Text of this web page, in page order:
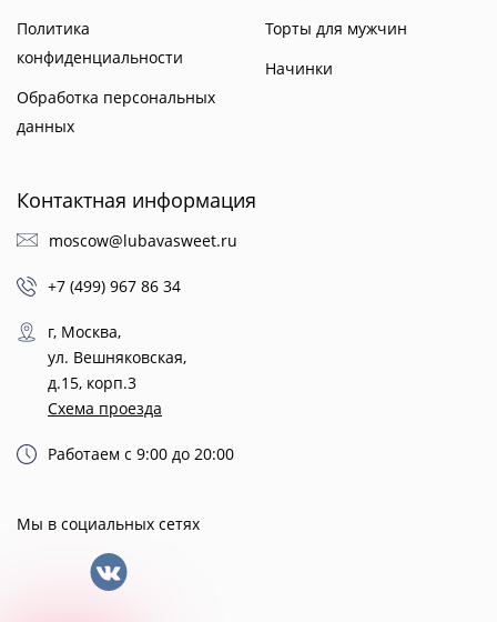
Политика
конфиденциальности
Обработка персональных
данных
Торты для мужчин
Начинки
Контактная информация
moscow@lubavasweet.ru
+7 (499) 967 86 34
г, Москва,
ул. Вешняковская,
д.15, корп.3
Схема проезда
Работаем с 9:00 до 20:00
Мы в социальных сетях